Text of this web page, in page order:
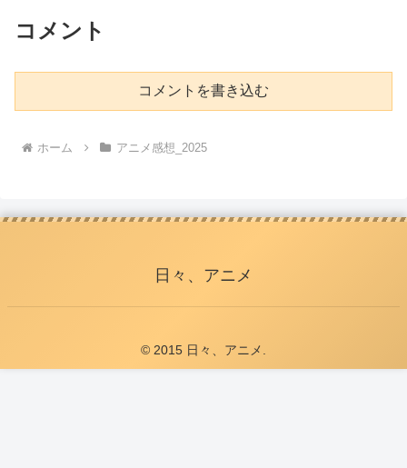
コメント
コメントを書き込む
ホーム アニメ感想_2025
日々、アニメ
© 2015 日々、アニメ.